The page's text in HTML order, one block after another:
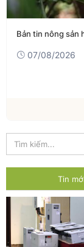
Bản tin nông sản
07/08/2026
Tin mới